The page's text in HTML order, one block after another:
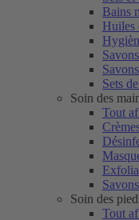
Bains
Huiles
Sets
Soin des
Tout
Soin des
Tout